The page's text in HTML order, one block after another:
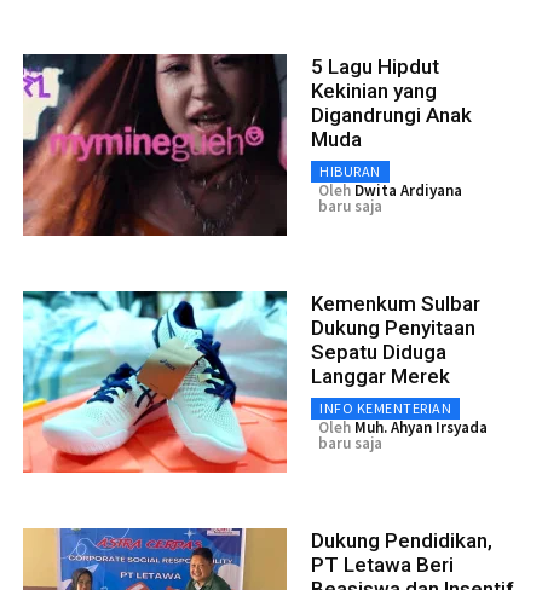
5 Lagu Hipdut
Kekinian yang
Digandrungi Anak
Muda
HIBURAN
Oleh Dwita Ardiyana
baru saja
Kemenkum Sulbar
Dukung Penyitaan
Sepatu Diduga
Langgar Merek
INFO KEMENTERIAN
Oleh Muh. Ahyan Irsyada
baru saja
Dukung Pendidikan,
PT Letawa Beri